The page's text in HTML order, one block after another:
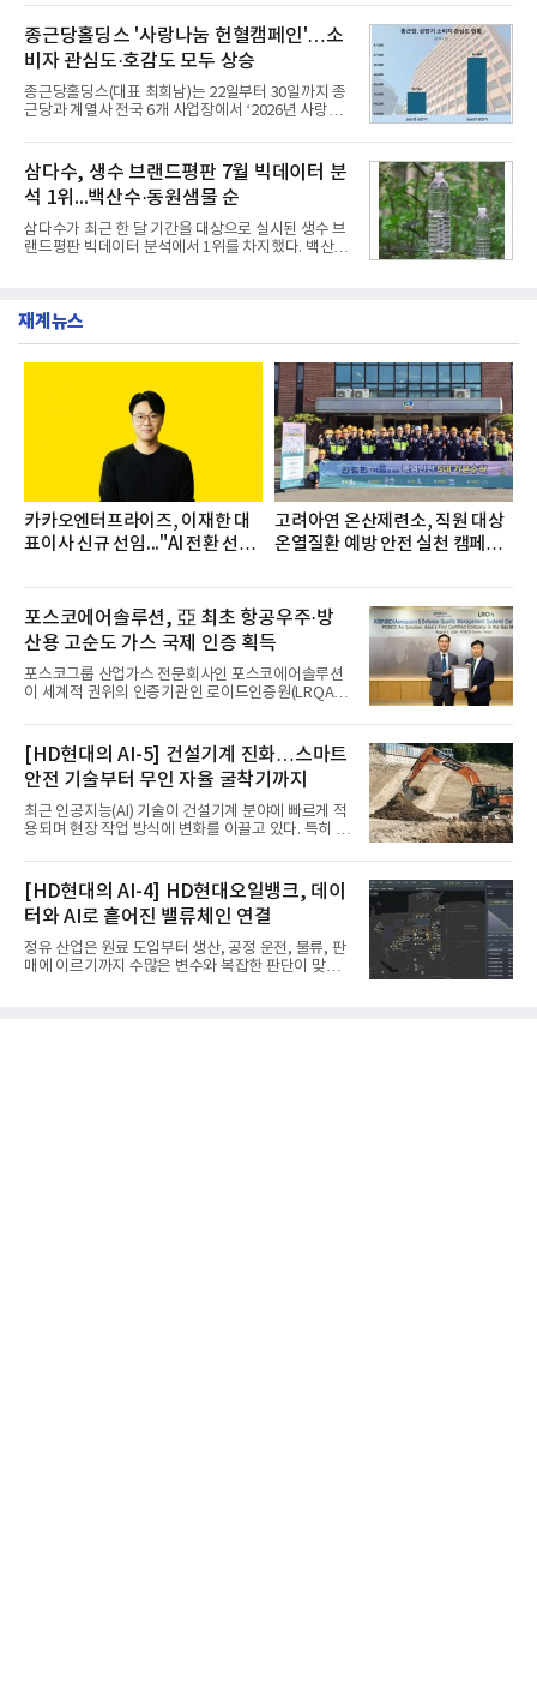
서도
부터 30일까지 서울 원센티널 NH농협캐피탈타워 22
층에서 운영했다고 31일 밝혔다.이번 프로그램은 경
영지원부 홍보팀과 2026년 새로이(e)＊가 공동 주관
했으며, ▲팀장·부장(7.27), ▲계장·주임(7.28), ▲과
장·차장(7.29), ▲대리(7.30) 등 직급별로 총 4회에 걸
쳐 진행됐다.참고로 새로이(e)는 NH농협캐피탈 MZ
세대들로(과장~계장) 구성된 자율 참여조직으로, 조
반에 전파하는 역할
종근당홀딩스 '사랑나눔 헌혈캠페인'…소
비자 관심도·호감도 모두 상승
종근당홀딩스(대표 최희남)는 22일부터 30일까지 종
근당과 계열사 전국 6개 사업장에서 ‘2026년 사랑나
인은 장마와 폭염, 여름휴가 등으로 헌혈 참여가 줄어
드는 시기에 안정적 혈액 수급에 기여하고 생명나눔
문화를 확산하기 위해 마련됐다.캠페인은 종근당 천
안공장을 시작으로 ▲효종연구소 ▲종근당바이오 안
산공장 ▲경보제약 아산본사 ▲종근당건강 당진공장
▲종근당 본사 등 전국 6개 사업장에서 릴레이 방식
으로 이어졌다.캠페인 기간에는 임직원의 참여를 독
증을 한국백혈병
삼다수, 생수 브랜드평판 7월 빅데이터 분
석 1위...백산수·동원샘물 순
삼다수가 최근 한 달 기간을 대상으로 실시된 생수 브
랜드평판 빅데이터 분석에서 1위를 차지했다. 백산수
까지 수집된 소비자 빅데이터 3,702,555건을 분석한
터는 지난 4월(3,435,836건) 대비 7.76% 증가한 수
치다.연구소에 따르면 7월 생수 브랜드평판 순위는 삼
다수, 백산수, 동원샘물, 스파클, 아이시스, 에비앙,
몽베스트, 크리스탈, 풀무원샘물, 평창수, 지리산수,
재계뉴스
카카오엔터프라이즈, 이재한 대
표이사 신규 선임..."AI 전환 선
고려아연 온산제련소, 직원 대상
온열질환 예방 안전 실천 캠페인
포스코에어솔루션, 亞 최초 항공우주·방
산용 고순도 가스 국제 인증 획득
포스코그룹 산업가스 전문회사인 포스코에어솔루션
이 세계적 권위의 인증기관인 로이드인증원(LRQA)
순도 희귀가스 제조 분야 국제공인 인증인 ‘항공우주·
방산 품질경영시스템(AS9100D)’을 획득했다.포스코
에어솔루션은 6일 서울 포스코센터에서 김대연 포스
코에어솔루션 대표, 이일형 로이드인증원(LRQA) 한
국지사 대표 등이 참석한 가운데 ‘항공우주·방산 품질
경영시스템(AS9100D)’ 인증수여식을 가졌다고 밝혔
다.포스코에어솔루션이 획득한 AS9100D는 국제 품
벌 표준이다. 특히 미세
[HD현대의 AI-5] 건설기계 진화…스마트
안전 기술부터 무인 자율 굴착기까지
최근 인공지능(AI) 기술이 건설기계 분야에 빠르게 적
용되며 현장 작업 방식에 변화를 이끌고 있다. 특히 무
마트 건설 현장 구현을 앞당기고 있다.HD현대사이트
솔루션은 최근 스위스 건설 현장에서 무인 자율 굴착
기를 투입했다. 실제 공사를 진행한 것은 처음으로, 건
설장비 자율화 기술의 새로운 이정표를 제시했다.이
번에 투입된 무인 자율 굴착기는 유럽 대형 건설그룹
키바그(KIBAG)의 스위스 투겐 지역 건설 프로젝트에
서 깊이 3m, 폭 12m, 길이 1km 규모의 토목 공사를
[HD현대의 AI-4] HD현대오일뱅크, 데이
터와 AI로 흩어진 밸류체인 연결
정유 산업은 원료 도입부터 생산, 공정 운전, 물류, 판
매에 이르기까지 수많은 변수와 복잡한 판단이 맞물